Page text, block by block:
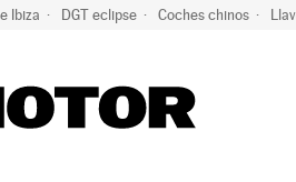
Ibiza DGT eclipse Coches chinos